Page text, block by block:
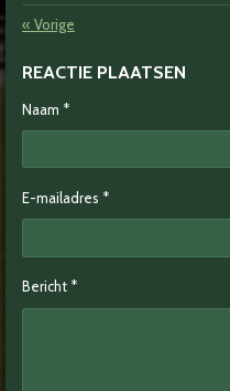
« Vorige
REACTIE PLAATSEN
Naam *
E-mailadres *
Bericht *